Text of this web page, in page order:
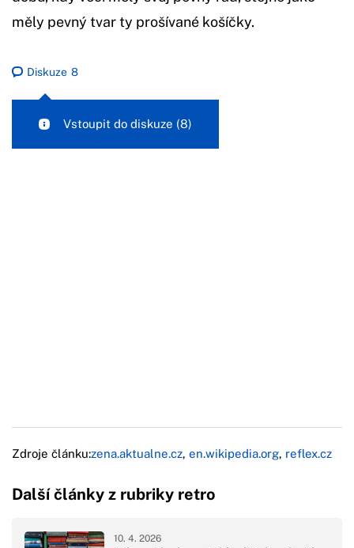
měly pevný tvar ty prošívané košíčky.
Diskuze 8
Vstoupit do diskuze (8)
Zdroje článku:zena.aktualne.cz, en.wikipedia.org, reflex.cz
Další články z rubriky retro
10. 4. 2026